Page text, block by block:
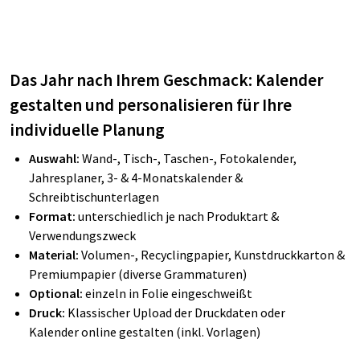
Das Jahr nach Ihrem Geschmack: Kalender
gestalten und personalisieren für Ihre
individuelle Planung
Auswahl: Wand-, Tisch-, Taschen-, Fotokalender,
Jahresplaner, 3- & 4-Monatskalender &
Schreibtischunterlagen
Format: unterschiedlich je nach Produktart &
Verwendungszweck
Material: Volumen-, Recyclingpapier, Kunstdruckkarton &
Premiumpapier (diverse Grammaturen)
Optional: einzeln in Folie eingeschweißt
Druck: Klassischer Upload der Druckdaten oder
Kalender online gestalten (inkl. Vorlagen)